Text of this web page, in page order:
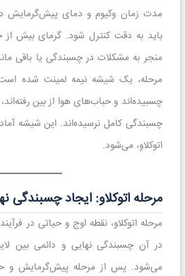
مدت زمان وکیوم و دمای پیش‌گرمایش
باید به دقت کنترل شود. گرمای بیش از
منجر به مشکلات در چسبندگی یا باقی
مرحله، یک شیشه نیمه لمینت شده
چسبیده‌اند و حباب‌های هوا از بین
چسبندگی کامل نرسیده‌اند. این شیشه
اتوکلاو، می‌شود.
مرحله اتوکلاو: ایجاد چسبندگی
مرحله اتوکلاو، نقطه اوج و حیاتی در فرآیند
می‌شود. پس از مرحله پیش‌گرمایش و